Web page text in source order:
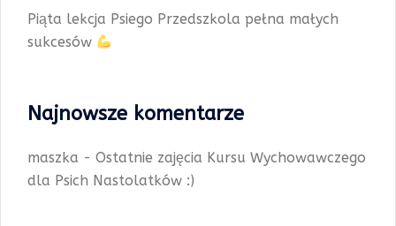
Piąta lekcja Psiego Przedszkola pełna małych
sukcesów
Najnowsze komentarze
maszka - Ostatnie zajęcia Kursu Wychowawczego
dla Psich Nastolatków :)